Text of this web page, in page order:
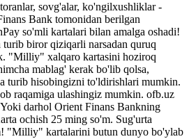
sovg'alar, ko'ngilxushliklar -
Bank tomonidan berilgan
so'mli kartalari bilan amalga oshadi!
turib biror qiziqarli narsadan quruq
"Milliy" xalqaro kartasini hoziroq
mablag' kerak bo'lib qolsa,
turib hisobingizni to'ldirishlari mumkin.
raqamiga ulashingiz mumkin. ofb.uz
darhol Orient Finans Bankning
ochish 25 ming so'm. Sug'urta
"Milliy" kartalarini butun dunyo bo'ylab